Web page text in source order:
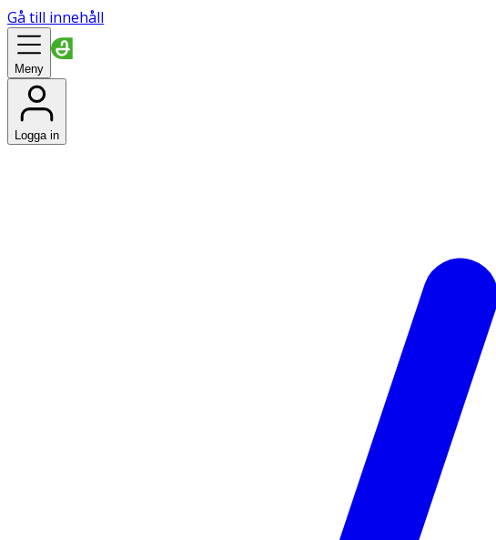
Gå till innehåll
Meny
Logga in